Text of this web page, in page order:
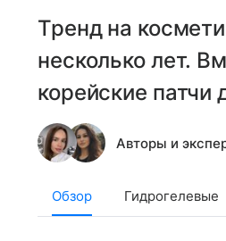
Тренд на
несколько лет.
корейские патчи
Авторы и
Обзор Гидрогелевые